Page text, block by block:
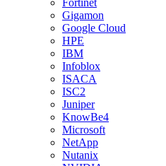
Fortinet
Gigamon
Google Cloud
HPE
IBM
Infoblox
ISACA
ISC2
Juniper
KnowBe4
Microsoft
NetApp
Nutanix